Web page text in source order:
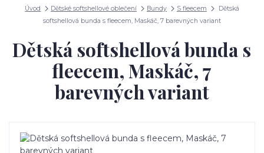
Úvod Dětské softshellové oblečení Bundy S fleecem
Dětská
softshellová bunda s fleecem, Maskáč, 7 barevných variant
Dětská softshellová bunda s
fleecem, Maskáč, 7
barevných variant